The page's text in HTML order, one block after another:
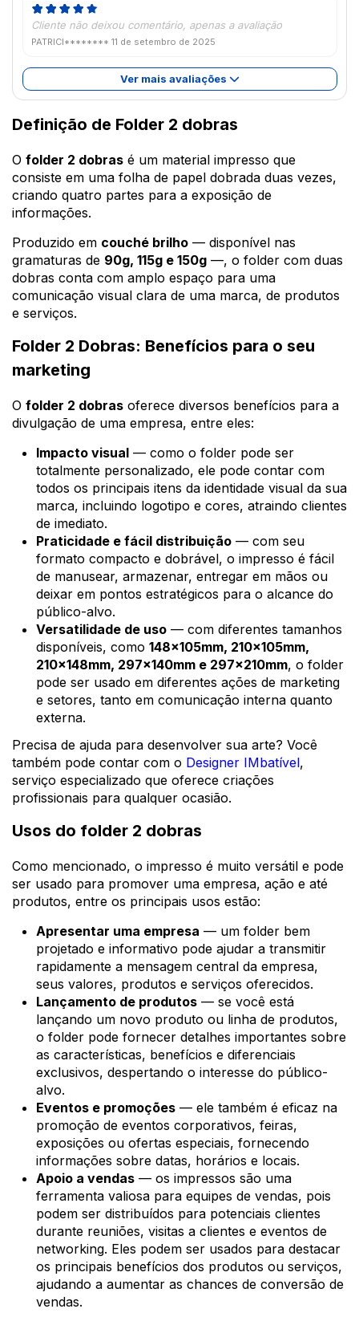
Cliente não deixou comentário, apenas a avaliação
PATRICI******** 11 de setembro de 2025
Ver mais avaliações
Definição de Folder 2 dobras
O folder 2 dobras é um material impresso que
consiste em uma folha de papel dobrada duas vezes,
criando quatro partes para a exposição de
informações.
Produzido em couché brilho — disponível nas
gramaturas de 90g, 115g e 150g —, o folder com duas
dobras conta com amplo espaço para uma
comunicação visual clara de uma marca, de produtos
e serviços.
Folder 2 Dobras: Benefícios para o seu
marketing
O folder 2 dobras oferece diversos benefícios para a
divulgação de uma empresa, entre eles:
Impacto visual — como o folder pode ser
totalmente personalizado, ele pode contar com
todos os principais itens da identidade visual da sua
marca, incluindo logotipo e cores, atraindo clientes
de imediato.
Praticidade e fácil distribuição — com seu
formato compacto e dobrável, o impresso é fácil
de manusear, armazenar, entregar em mãos ou
deixar em pontos estratégicos para o alcance do
público-alvo.
Versatilidade de uso — com diferentes tamanhos
disponíveis, como 148x105mm, 210x105mm,
210x148mm, 297x140mm e 297x210mm, o folder
pode ser usado em diferentes ações de marketing
e setores, tanto em comunicação interna quanto
externa.
Precisa de ajuda para desenvolver sua arte? Você
também pode contar com o Designer IMbatível,
serviço especializado que oferece criações
profissionais para qualquer ocasião.
Usos do folder 2 dobras
Como mencionado, o impresso é muito versátil e pode
ser usado para promover uma empresa, ação e até
produtos, entre os principais usos estão:
Apresentar uma empresa — um folder bem
projetado e informativo pode ajudar a transmitir
rapidamente a mensagem central da empresa,
seus valores, produtos e serviços oferecidos.
Lançamento de produtos — se você está
lançando um novo produto ou linha de produtos,
o folder pode fornecer detalhes importantes sobre
as características, benefícios e diferenciais
exclusivos, despertando o interesse do público-
alvo.
Eventos e promoções — ele também é eficaz na
promoção de eventos corporativos, feiras,
exposições ou ofertas especiais, fornecendo
informações sobre datas, horários e locais.
Apoio a vendas — os impressos são uma
ferramenta valiosa para equipes de vendas, pois
podem ser distribuídos para potenciais clientes
durante reuniões, visitas a clientes e eventos de
networking. Eles podem ser usados para destacar
os principais benefícios dos produtos ou serviços,
ajudando a aumentar as chances de conversão de
vendas.